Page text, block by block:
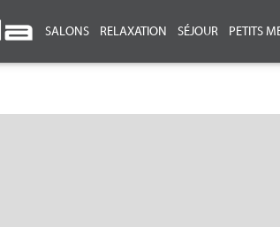
SALONS RELAXATION SÉJOUR PETITS